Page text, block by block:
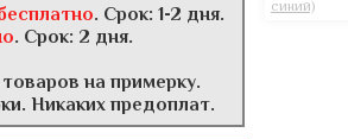
. Срок: 1-2 дня.
. Срок: 2 дня.
на примерку.
Никаких предоплат.